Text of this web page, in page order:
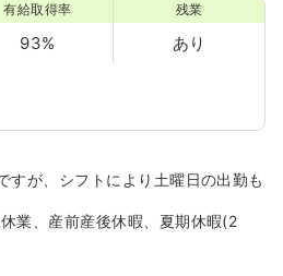
有給取得率
93%
残業
あり
すが、シフトにより土曜日の出勤も
業、産前産後休暇、夏期休暇(2